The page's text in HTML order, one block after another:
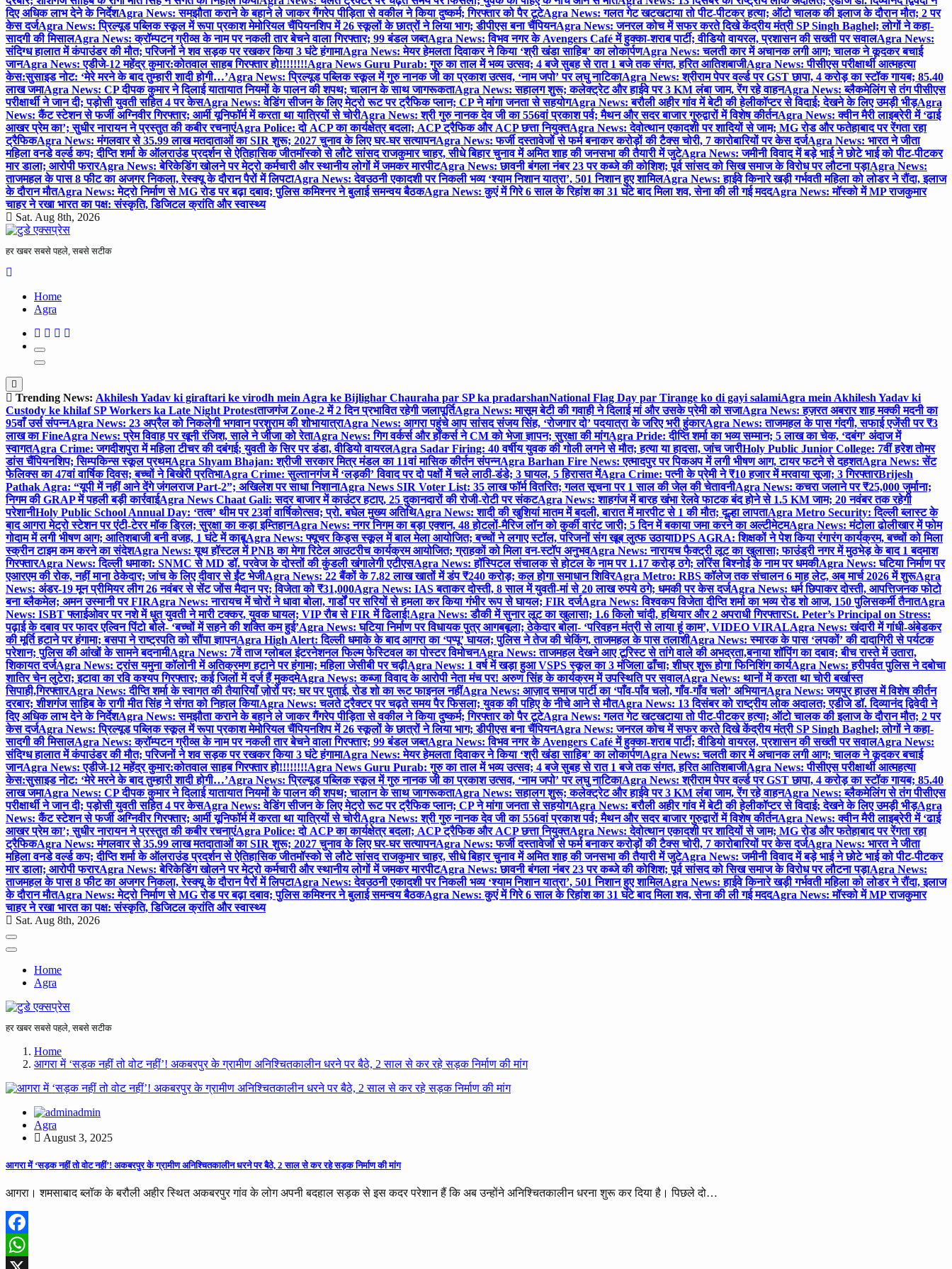
दिए अधिक लाभ देने के निर्देशAgra News: समझौता कराने के बहाने ले जाकर गैंगरेप पीड़िता से वकील ने किया दुष्कर्म; गिरफ्तार को पैर टूटेAgra News: गलत गेट खटखटाया तो पीट-पीटकर हत्या; ऑटो चालक की इलाज के दौरान मौत; 2 पर
केस दर्जAgra News: प्रिल्यूड पब्लिक स्कूल में रूपा प्रकाश मेमोरियल चैंपियनशिप में 26 स्कूलों के छात्रों ने लिया भाग; डीपीएस बना चैंपियनAgra News: जनरल कोच में सफर करते दिखे केंद्रीय मंत्री SP Singh Baghel; लोगों ने कहा-
सादगी की मिसालAgra News: क्रॉम्पटन ग्रीव्स के नाम पर नकली तार बेचने वाला गिरफ्तार; 99 बंडल जब्तAgra News: विभव नगर के Avengers Café में हुक्का-शराब पार्टी; वीडियो वायरल, प्रशासन की सख्ती पर सवालAgra News:
संदिग्ध हालात में कंपाउंडर की मौत; परिजनों ने शव सड़क पर रखकर किया 3 घंटे हंगामाAgra News: मेयर हेमलता दिवाकर ने किया ‘श्री खंडा साहिब’ का लोकार्पणAgra News: चलती कार में अचानक लगी आग; चालक ने कूदकर बचाई
जानAgra News: एडीजे-12 महेंद्र कुमार:कोतवाल साहब गिरफ्तार हो!!!!!!!!Agra News Guru Purab: गुरु का ताल में भव्य उत्सव; 4 बजे सुबह से रात 1 बजे तक संगत, हरित आतिशबाजीAgra News: पीसीएस परीक्षार्थी आत्महत्या
केस:सुसाइड नोट: ‘मेरे मरने के बाद तुम्हारी शादी होगी…’Agra News: प्रिल्यूड पब्लिक स्कूल में गुरु नानक जी का प्रकाश उत्सव, ‘नाम जपो’ पर लघु नाटिकाAgra News: श्रीराम पेपर वर्ल्ड पर GST छापा, 4 करोड़ का स्टॉक गायब; 85.40
लाख जमाAgra News: CP दीपक कुमार ने दिलाई यातायात नियमों के पालन की शपथ; चालान के साथ जागरूकताAgra News: सहालग शुरू; कलेक्ट्रेट और हाईवे पर 3 KM लंबा जाम, रेंग रहे वाहनAgra News: ब्लैकमेलिंग से तंग पीसीएस
परीक्षार्थी ने जान दी; पड़ोसी युवती सहित 4 पर केसAgra News: वेडिंग सीजन के लिए मेट्रो रूट पर ट्रैफिक प्लान; CP ने मांगा जनता से सहयोगAgra News: बरौली अहीर गांव में बेटी की हेलीकॉप्टर से विदाई; देखने के लिए उमड़ी भीड़Agra
News: कैंट स्टेशन से फर्जी अग्निवीर गिरफ्तार; आर्मी यूनिफॉर्म में करता था यात्रियों से चोरीAgra News: श्री गुरु नानक देव जी का 556वां प्रकाश पर्व; मैथन और सदर बाजार गुरुद्वारों में विशेष कीर्तनAgra News: क्वीन मैरी लाइब्रेरी में ‘ढाई
आखर प्रेम का’; सुधीर नारायन ने प्रस्तुत की कबीर रचनाएंAgra Police: दो ACP का कार्यक्षेत्र बदला; ACP ट्रैफिक और ACP छत्ता नियुक्तAgra News: देवोत्थान एकादशी पर शादियों से जाम; MG रोड और फतेहाबाद पर रेंगता रहा
ट्रैफिकAgra News: मंगलवार से 35.99 लाख मतदाताओं का SIR शुरू; 2027 चुनाव के लिए घर-घर सत्यापनAgra News: फर्जी दस्तावेजों से फर्म बनाकर करोड़ों की टैक्स चोरी, 7 कारोबारियों पर केस दर्जAgra News: भारत ने जीता
महिला वनडे वर्ल्ड कप; दीप्ति शर्मा के ऑलराउंड प्रदर्शन से ऐतिहासिक जीतमॉस्को से लौटे सांसद राजकुमार चाहर, सीधे बिहार चुनाव में अमित शाह की जनसभा की तैयारी में जुटेAgra News: जमीनी विवाद में बड़े भाई ने छोटे भाई को पीट-पीटकर
मार डाला; आरोपी फरारAgra News: बेरिकेडिंग खोलने पर मेट्रो कर्मचारी और स्थानीय लोगों में जमकर मारपीटAgra News: छावनी बंगला नंबर 23 पर कब्जे की कोशिश; पूर्व सांसद को सिख समाज के विरोध पर लौटना पड़ाAgra News:
ताजमहल के पास 8 फीट का अजगर निकला, रेस्क्यू के दौरान पैरों में लिपटाAgra News: देवउठनी एकादशी पर निकली भव्य ‘श्याम निशान यात्रा’, 501 निशान हुए शामिलAgra News: हाईवे किनारे खड़ी गर्भवती महिला को लोडर ने रौंदा, इलाज
के दौरान मौतAgra News: मेट्रो निर्माण से MG रोड पर बढ़ा दबाव; पुलिस कमिश्नर ने बुलाई समन्वय बैठकAgra News: कुएं में गिरे 6 साल के रिहांश का 31 घंटे बाद मिला शव, सेना की ली गई मददAgra News: मॉस्को में MP राजकुमार
चाहर ने रखा भारत का पक्ष: संस्कृति, डिजिटल क्रांति और स्वास्थ्य
Sat. Aug 8th, 2026
हर खबर सबसे पहले, सबसे सटीक
Home
Agra
Trending News: Akhilesh Yadav ki giraftari ke virodh mein Agra ke Bijlighar Chauraha par SP ka pradarshanNational Flag Day par Tirange ko di gayi salamiAgra mein Akhilesh Yadav ki
Custody ke khilaf SP Workers ka Late Night Protestताजगंज Zone-2 में 2 दिन प्रभावित रहेगी जलापूर्तिAgra News: मासूम बेटी की गवाही ने दिलाई मां और उसके प्रेमी को सजाAgra News: हज़रत अबरार शाह मक्की मदनी का
95वाँ उर्स संपन्नAgra News: 23 अप्रैल को निकलेगी भगवान परशुराम की शोभायात्राAgra News: आगरा पहुंचे आप सांसद संजय सिंह, ‘रोजगार दो’ पदयात्रा के जरिए भरी हुंकारAgra News: ताजमहल के पास गंदगी, सफाई एजेंसी पर ₹3
लाख का FineAgra News: प्रेम विवाह पर खूनी रंजिश, साले ने जीजा को रेताAgra News: गिग वर्कर्स और हॉकर्स ने CM को भेजा ज्ञापन; सुरक्षा की मांगAgra Pride: दीप्ति शर्मा का भव्य सम्मान; 5 लाख का चेक, ‘दबंग’ अंदाज में
स्वागतAgra Crime: जगदीशपुरा में महिला टीचर की दबंगई; युवती के सिर पर डंडा, वीडियो वायरलAgra Sadar Firing: 40 वर्षीय युवक की गोली लगने से मौत; हत्या या हादसा, जांच जारीHoly Public Junior College: 7वीं हरेश तोमर
डांस चैंपियनशिप; सिम्पकिन्स स्कूल प्रथमAgra Shyam Bhajan: श्रीजी सरकार मित्र मंडल का 11वां मासिक कीर्तन संपन्नAgra Barhan Fire News: एत्मादपुर पर पिकअप में लगी भीषण आग, टायर फटने से दहशतAgra News: सेंट
फेलिक्स का 47वां वार्षिक दिवस; बच्चों ने बिखेरी प्रतिभाAgra Crime: सुल्तानगंज में ‘लड़की’ विवाद पर दो पक्षों में चले लाठी-डंडे; 3 घायल, 5 हिरासत मेंAgra Crime: पत्नी के प्रेमी ने ₹10 हजार में मरवाया सूजा; 3 गिरफ्तारBrijesh
Pathak Agra: “यूपी में नहीं आने देंगे जंगलराज Part-2”; अखिलेश पर साधा निशानाAgra News SIR Voter List: 35 लाख फॉर्म वितरित; गलत सूचना पर 1 साल की जेल की चेतावनीAgra News: कचरा जलाने पर ₹25,000 जुर्माना;
निगम की GRAP में पहली बड़ी कार्रवाईAgra News Chaat Gali: सदर बाजार में काउंटर हटाए, 25 दुकानदारों की रोजी-रोटी पर संकटAgra News: शाहगंज में बारह खंभा रेलवे फाटक बंद होने से 1.5 KM जाम; 20 नवंबर तक रहेगी
परेशानीHoly Public School Annual Day: ‘तत्व’ थीम पर 23वां वार्षिकोत्सव; प्रो. बघेल मुख्य अतिथिAgra News: शादी की खुशियां मातम में बदली, बारात में मारपीट से 1 की मौत; दूल्हा लापताAgra Metro Security: दिल्ली ब्लास्ट के
बाद आगरा मेट्रो स्टेशन पर एंटी-टेरर मॉक ड्रिल; सुरक्षा का कड़ा इम्तिहानAgra News: नगर निगम का बड़ा एक्शन, 48 होटलों-मैरिज लॉन को कुर्की वारंट जारी; 5 दिन में बकाया जमा करने का अल्टीमेटमAgra News: मंटोला ढोलीखार में फोम
गोदाम में लगी भीषण आग; आतिशबाजी बनी वजह, 1 घंटे में काबूAgra News: फ्यूचर किड्स स्कूल में बाल मेला आयोजित; बच्चों ने लगाए स्टॉल, परिजनों संग खूब लुत्फ उठायाDPS AGRA: शिक्षकों ने पेश किया रंगारंग कार्यक्रम, बच्चों को मिला
स्क्रीन टाइम कम करने का संदेशAgra News: यूथ हॉस्टल में PNB का मेगा रिटेल आउटरीच कार्यक्रम आयोजित; ग्राहकों को मिला वन-स्टॉप अनुभवAgra News: नारायच फैक्ट्री लूट का खुलासा; फाउंड्री नगर में मुठभेड़ के बाद 1 बदमाश
गिरफ्तारAgra News: दिल्ली धमाका: SNMC से MD डॉ. परवेज के दोस्तों की कुंडली खंगालेगी एटीएसAgra News: हॉस्पिटल संचालक से होटल के नाम पर 1.17 करोड़ ठगे; लॉरेंस बिश्नोई के नाम पर धमकीAgra News: घटिया निर्माण पर
एआरएम की रोक, नहीं माना ठेकेदार; जांच के लिए दीवार से ईंट भेजीAgra News: 22 बैंकों के 7.82 लाख खातों में डंप ₹240 करोड़; कल होगा समाधान शिविरAgra Metro: RBS कॉलेज तक संचालन 6 माह लेट, अब मार्च 2026 में शुरूAgra
News: अंडर-19 मून प्रीमियर लीग 26 नवंबर से सेंट जोंस मैदान पर; विजेता को ₹31,000Agra News: IAS बताकर दोस्ती, 8 साल में युवती-मां से 20 लाख रुपये ठगे; धमकी पर केस दर्जAgra News: धर्म छिपाकर दोस्ती, आपत्तिजनक फोटो
बना ब्लैकमेल; अमन उस्मानी पर FIRAgra News: नारायच में चोरों ने धावा बोला, गार्डों पर सरियों से हमला कर किया गंभीर रूप से घायल; FIR दर्जAgra News: विश्वकप विजेता दीप्ति शर्मा का भव्य रोड शो आज, 150 पुलिसकर्मी तैनातAgra
News: ISBT फ्लाईओवर पर नशे में धुत युवती ने मारी टक्कर, युवक घायल; VIP रौब से FIR में ढिलाई!Agra News: डौकी में सुनार लूट का खुलासा; 1.6 किलो चांदी, हथियार और 2 अपराधी गिरफ्तारSt. Peter’s Principal on Stress:
पढ़ाई के दबाव पर फादर एल्विन पिंटो बोले- ‘बच्चों में सहने की शक्ति कम हुई’Agra News: घटिया निर्माण पर विधायक पुत्र आगबबूला; ठेकेदार बोला- ‘परिवहन मंत्री से लाया हूं काम’, VIDEO VIRALAgra News: खंदारी में गांधी-अंबेडकर
की मूर्ति हटाने पर हंगामा; बसपा ने राष्ट्रपति को सौंपा ज्ञापनAgra High Alert: दिल्ली धमाके के बाद आगरा का ‘पप्पू’ घायल; पुलिस ने तेज की चेकिंग, ताजमहल के पास तलाशीAgra News: स्मारक के पास ‘लपकों’ की दादागिरी से पर्यटक
परेशान; पुलिस की आंखों के सामने बदनामीAgra News: 7वें ताज ग्लोबल इंटरनेशनल फिल्म फेस्टिवल का पोस्टर विमोचनAgra News: ताजमहल देखने आए टूरिस्ट से तांगे वाले की अभद्रता,बनाया शॉपिंग का दबाव; बीच रास्ते में उतारा,
शिकायत दर्जAgra News: ट्रांस यमुना कॉलोनी में अतिक्रमण हटाने पर हंगामा; महिला जेसीबी पर चढ़ीAgra News: 1 वर्ष में खड़ा हुआ VSPS स्कूल का 3 मंजिला ढाँचा; शीघ्र शुरू होगा फिनिशिंग कार्यAgra News: हरीपर्वत पुलिस ने दबोचा
शातिर चेन लुटेरा; इटावा का रवि कश्यप गिरफ्तार; कई जिलों में दर्ज हैं मुकदमेAgra News: कब्जा विवाद के आरोपी नेता मंच पर! अरुण सिंह के कार्यक्रम में उपस्थिति पर सवालAgra News: थानों में करता था चोरी बर्खास्त
सिपाही,गिरफ्तारAgra News: दीप्ति शर्मा के स्वागत की तैयारियाँ ज़ोरों पर; घर पर पुताई, रोड शो का रूट फाइनल नहींAgra News: आज़ाद समाज पार्टी का ‘पाँव-पाँव चलो, गाँव-गाँव चलो’ अभियानAgra News: जयपुर हाउस में विशेष कीर्तन
दरबार; शीशगंज साहिब के रागी मीत सिंह ने संगत को निहाल कियाAgra News: चलते ट्रैक्टर पर चढ़ते समय पैर फिसला; युवक की पहिए के नीचे आने से मौतAgra News: 13 दिसंबर को राष्ट्रीय लोक अदालत; एडीजे डॉ. दिव्यानंद द्विवेदी ने
दिए अधिक लाभ देने के निर्देशAgra News: समझौता कराने के बहाने ले जाकर गैंगरेप पीड़िता से वकील ने किया दुष्कर्म; गिरफ्तार को पैर टूटेAgra News: गलत गेट खटखटाया तो पीट-पीटकर हत्या; ऑटो चालक की इलाज के दौरान मौत; 2 पर
केस दर्जAgra News: प्रिल्यूड पब्लिक स्कूल में रूपा प्रकाश मेमोरियल चैंपियनशिप में 26 स्कूलों के छात्रों ने लिया भाग; डीपीएस बना चैंपियनAgra News: जनरल कोच में सफर करते दिखे केंद्रीय मंत्री SP Singh Baghel; लोगों ने कहा-
सादगी की मिसालAgra News: क्रॉम्पटन ग्रीव्स के नाम पर नकली तार बेचने वाला गिरफ्तार; 99 बंडल जब्तAgra News: विभव नगर के Avengers Café में हुक्का-शराब पार्टी; वीडियो वायरल, प्रशासन की सख्ती पर सवालAgra News:
संदिग्ध हालात में कंपाउंडर की मौत; परिजनों ने शव सड़क पर रखकर किया 3 घंटे हंगामाAgra News: मेयर हेमलता दिवाकर ने किया ‘श्री खंडा साहिब’ का लोकार्पणAgra News: चलती कार में अचानक लगी आग; चालक ने कूदकर बचाई
जानAgra News: एडीजे-12 महेंद्र कुमार:कोतवाल साहब गिरफ्तार हो!!!!!!!!Agra News Guru Purab: गुरु का ताल में भव्य उत्सव; 4 बजे सुबह से रात 1 बजे तक संगत, हरित आतिशबाजीAgra News: पीसीएस परीक्षार्थी आत्महत्या
केस:सुसाइड नोट: ‘मेरे मरने के बाद तुम्हारी शादी होगी…’Agra News: प्रिल्यूड पब्लिक स्कूल में गुरु नानक जी का प्रकाश उत्सव, ‘नाम जपो’ पर लघु नाटिकाAgra News: श्रीराम पेपर वर्ल्ड पर GST छापा, 4 करोड़ का स्टॉक गायब; 85.40
लाख जमाAgra News: CP दीपक कुमार ने दिलाई यातायात नियमों के पालन की शपथ; चालान के साथ जागरूकताAgra News: सहालग शुरू; कलेक्ट्रेट और हाईवे पर 3 KM लंबा जाम, रेंग रहे वाहनAgra News: ब्लैकमेलिंग से तंग पीसीएस
परीक्षार्थी ने जान दी; पड़ोसी युवती सहित 4 पर केसAgra News: वेडिंग सीजन के लिए मेट्रो रूट पर ट्रैफिक प्लान; CP ने मांगा जनता से सहयोगAgra News: बरौली अहीर गांव में बेटी की हेलीकॉप्टर से विदाई; देखने के लिए उमड़ी भीड़Agra
News: कैंट स्टेशन से फर्जी अग्निवीर गिरफ्तार; आर्मी यूनिफॉर्म में करता था यात्रियों से चोरीAgra News: श्री गुरु नानक देव जी का 556वां प्रकाश पर्व; मैथन और सदर बाजार गुरुद्वारों में विशेष कीर्तनAgra News: क्वीन मैरी लाइब्रेरी में ‘ढाई
आखर प्रेम का’; सुधीर नारायन ने प्रस्तुत की कबीर रचनाएंAgra Police: दो ACP का कार्यक्षेत्र बदला; ACP ट्रैफिक और ACP छत्ता नियुक्तAgra News: देवोत्थान एकादशी पर शादियों से जाम; MG रोड और फतेहाबाद पर रेंगता रहा
ट्रैफिकAgra News: मंगलवार से 35.99 लाख मतदाताओं का SIR शुरू; 2027 चुनाव के लिए घर-घर सत्यापनAgra News: फर्जी दस्तावेजों से फर्म बनाकर करोड़ों की टैक्स चोरी, 7 कारोबारियों पर केस दर्जAgra News: भारत ने जीता
महिला वनडे वर्ल्ड कप; दीप्ति शर्मा के ऑलराउंड प्रदर्शन से ऐतिहासिक जीतमॉस्को से लौटे सांसद राजकुमार चाहर, सीधे बिहार चुनाव में अमित शाह की जनसभा की तैयारी में जुटेAgra News: जमीनी विवाद में बड़े भाई ने छोटे भाई को पीट-पीटकर
मार डाला; आरोपी फरारAgra News: बेरिकेडिंग खोलने पर मेट्रो कर्मचारी और स्थानीय लोगों में जमकर मारपीटAgra News: छावनी बंगला नंबर 23 पर कब्जे की कोशिश; पूर्व सांसद को सिख समाज के विरोध पर लौटना पड़ाAgra News:
ताजमहल के पास 8 फीट का अजगर निकला, रेस्क्यू के दौरान पैरों में लिपटाAgra News: देवउठनी एकादशी पर निकली भव्य ‘श्याम निशान यात्रा’, 501 निशान हुए शामिलAgra News: हाईवे किनारे खड़ी गर्भवती महिला को लोडर ने रौंदा, इलाज
के दौरान मौतAgra News: मेट्रो निर्माण से MG रोड पर बढ़ा दबाव; पुलिस कमिश्नर ने बुलाई समन्वय बैठकAgra News: कुएं में गिरे 6 साल के रिहांश का 31 घंटे बाद मिला शव, सेना की ली गई मददAgra News: मॉस्को में MP राजकुमार
चाहर ने रखा भारत का पक्ष: संस्कृति, डिजिटल क्रांति और स्वास्थ्य
Sat. Aug 8th, 2026
Home
Agra
हर खबर सबसे पहले, सबसे सटीक
Home
आगरा में ‘सड़क नहीं तो वोट नहीं’! अकबरपुर के ग्रामीण अनिश्चितकालीन धरने पर बैठे, 2 साल से कर रहे सड़क निर्माण की मांग
admin
Agra
August 3, 2025
आगरा में ‘सड़क नहीं तो वोट नहीं’! अकबरपुर के ग्रामीण अनिश्चितकालीन धरने पर बैठे, 2 साल से कर रहे सड़क निर्माण की मांग
आगरा। शमसाबाद ब्लॉक के बरौली अहीर स्थित अकबरपुर गांव के लोग अपनी बदहाल सड़क से इस कदर परेशान हैं कि अब उन्होंने अनिश्चितकालीन धरना शुरू कर दिया है। पिछले दो…
Facebook